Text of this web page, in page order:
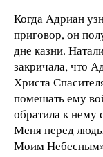
Когда Адриан
приговор, он
дне казни.
закричала, что
Христа
помешать ему
обратила к нему
Меня перед
Моим